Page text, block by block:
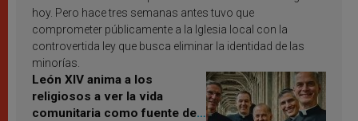
hoy. Pero hace tres semanas antes tuvo que
comprometer públicamente a la Iglesia local con la
controvertida ley que busca eliminar la identidad de las
minorías.
León XIV anima a los
religiosos a ver la vida
comunitaria como fuente de